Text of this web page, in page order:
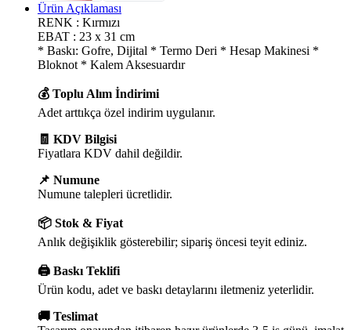
Ürün Açıklaması
RENK : Kırmızı
EBAT : 23 x 31 cm
* Baskı: Gofre, Dijital * Termo Deri * Hesap Makinesi *
Bloknot * Kalem Aksesuardır
💰 Toplu Alım İndirimi
Adet arttıkça özel indirim uygulanır.
🧾 KDV Bilgisi
Fiyatlara KDV dahil değildir.
📌 Numune
Numune talepleri ücretlidir.
📦 Stok & Fiyat
Anlık değişiklik gösterebilir; sipariş öncesi teyit ediniz.
🖨️ Baskı Teklifi
Ürün kodu, adet ve baskı detaylarını iletmeniz yeterlidir.
🚚 Teslimat